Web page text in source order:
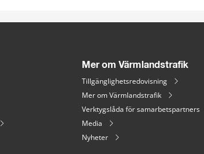
Mer om Värmlandstrafik
Tillgänglighetsredovisning
Mer om Värmlandstrafik
Verktygslåda för samarbetspartners
Media
Nyheter